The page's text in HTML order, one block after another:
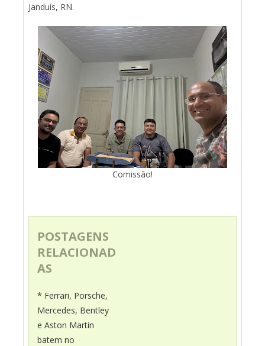
Janduís, RN.
Comissão!
POSTAGENS
RELACIONAD
AS
* Ferrari, Porsche,
Mercedes, Bentley
e Aston Martin
batem no